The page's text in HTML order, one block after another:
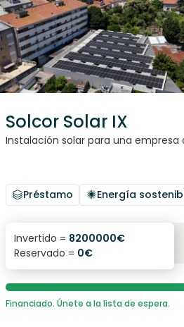
Solcor Solar IX
Instalación solar para una
Préstamo Energía
6.1%
interés anual
Invertido = 8200000€
Reservado = 0€
Financiado. Únete a la lista de espera.